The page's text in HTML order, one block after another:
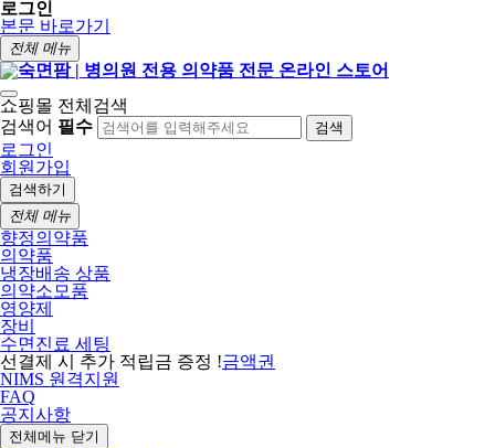
로그인
본문 바로가기
전체 메뉴
쇼핑몰 전체검색
검색어 필수 검색
로그인
회원가입
검색하기
전체 메뉴
향정의약품
의약품
냉장배송 상품
의약소모품
영양제
장비
수면진료 세팅
선결제 시 추가 적립금 증정 !금액권
NIMS 원격지원
FAQ
공지사항
전체메뉴 닫기